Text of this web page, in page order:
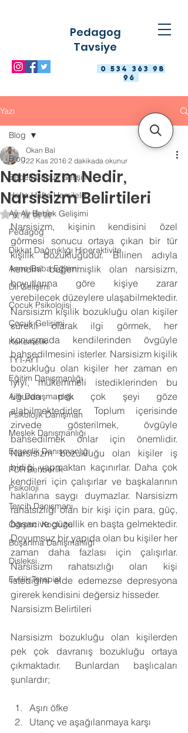
0 534 363 98
96
Pedagog
Tavsiye
Yazı
Blog
Bebek Çocuk Gelişimi
Hafta Hafta Hamilelik
Ay Ay Bebek Gelişimi
Pedagog
Dikkat Dağınıklığı Hiperaktivite
Anne-Baba Eğitimi
Dil Gelişimi
Çocuk Psikolojisi
Çocuk Gelişimi
Kekemelik
TYT-AYT
Eğitim Danışmanlığı
Aile Danışmanlığı
Psikolojik Danışman
Meslek Danışmanlığı
Ergenlik Danışmanlığı
PDR Rehberlik
Psikoloji
Tercih Danışmanı
Öğrenci Koçluğu
Boşanma Danışmanlığı
Disleksi
Evlilik Terapisi
Blog
Narsisizm Nedir,
Narsisizm Belirtileri
Okan Bal
22 Kas 2016 2 dakikada okunur
5 üzerinden NaN yıldız
Narsisizm, kişinin kendisini özel
görmesi sonucu ortaya çıkan bir tür
kişilik bozukluğudur. Bilinen adıyla
kendini beğenmişlik olan narsisizm,
boyutlarına göre kişiye zarar
verebilecek düzeylere ulaşabilmektedir.
Narsisizm kişilik bozukluğu olan kişiler
sürekli olarak ilgi görmek, her
konuşmada kendilerinden övgüyle
bahsedilmesini isterler. Narsisizm kişilik
bozukluğu olan kişiler her zaman en
iyiyi, mükemmeli istediklerinden bu
uğurda pek çok şeyi göze
alabilmektedirler. Toplum içerisinde
zirvede gösterilmek, övgüyle
bahsedilmek onlar için önemlidir.
Narsisizm bozukluğu olan kişiler iş
birliği yapmaktan kaçınırlar. Daha çok
kendileri için çalışırlar ve başkalarının
haklarına saygı duymazlar. Narsisizm
rahatsızlığı olan bir kişi için para, güç,
başarı ve güzellik en başta gelmektedir.
Doyumsuz bir yapıda olan bu kişiler her
zaman daha fazlası için çalışırlar.
Narsisizm rahatsızlığı olan kişi
istediğini elde edemezse depresyona
girerek kendisini değersiz hisseder.
Narsisizm Belirtileri
Narsisizm bozukluğu olan kişilerden
pek çok davranış bozukluğu ortaya
çıkmaktadır. Bunlardan başlıcaları
şunlardır;
Aşırı öfke
Utanç ve aşağılanmaya karşı